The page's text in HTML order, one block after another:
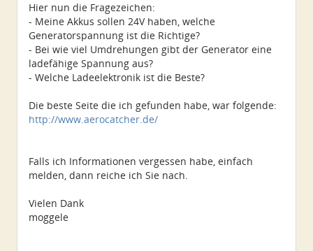
Hier nun die Fragezeichen:
- Meine Akkus sollen 24V haben, welche
Generatorspannung ist die Richtige?
- Bei wie viel Umdrehungen gibt der Generator eine
ladefähige Spannung aus?
- Welche Ladeelektronik ist die Beste?
Die beste Seite die ich gefunden habe, war folgende:
http://www.aerocatcher.de/
Falls ich Informationen vergessen habe, einfach
melden, dann reiche ich Sie nach.
Vielen Dank
moggele